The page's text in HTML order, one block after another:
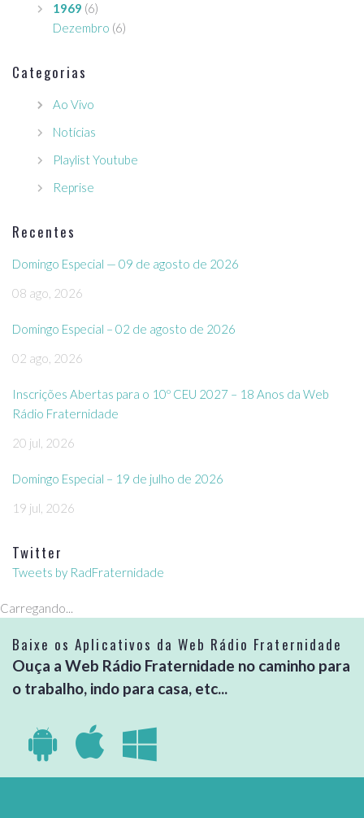
1969 (6)
Dezembro (6)
Categorias
Ao Vivo
Notícias
Playlist Youtube
Reprise
Recentes
Domingo Especial — 09 de agosto de 2026
08 ago, 2026
Domingo Especial – 02 de agosto de 2026
02 ago, 2026
Inscrições Abertas para o 10º CEU 2027 – 18 Anos da Web
Rádio Fraternidade
20 jul, 2026
Domingo Especial – 19 de julho de 2026
19 jul, 2026
Twitter
Tweets by RadFraternidade
Carregando...
Baixe os Aplicativos da Web Rádio Fraternidade
Ouça a Web Rádio Fraternidade no caminho para
o trabalho, indo para casa, etc...